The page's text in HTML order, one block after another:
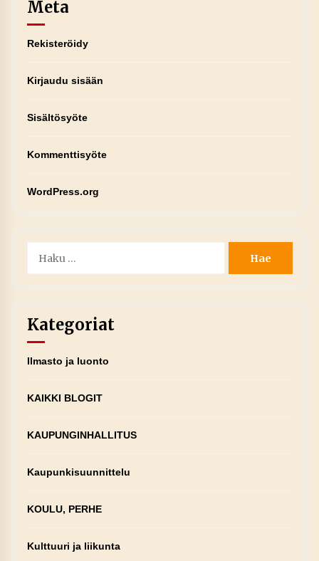
Meta
Rekisteröidy
Kirjaudu sisään
Sisältösyöte
Kommenttisyöte
WordPress.org
Kategoriat
Ilmasto ja luonto
KAIKKI BLOGIT
KAUPUNGINHALLITUS
Kaupunkisuunnittelu
KOULU, PERHE
Kulttuuri ja liikunta